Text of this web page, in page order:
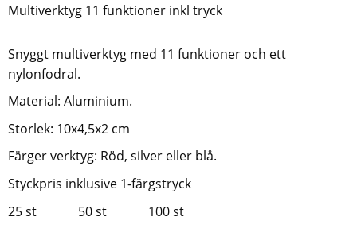
Multiverktyg 11 funktioner inkl tryck
Snyggt multiverktyg med 11 funktioner och ett
nylonfodral.
Material: Aluminium.
Storlek: 10x4,5x2 cm
Färger verktyg: Röd, silver eller blå.
Styckpris inklusive 1-färgstryck
25 st 50 st 100 st